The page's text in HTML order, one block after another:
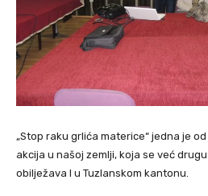
„Stop raku grlića materice“ jedna je
akcija u našoj zemlji, koja se već
obilježava I u Tuzlanskom kantonu.